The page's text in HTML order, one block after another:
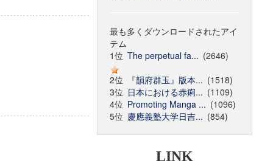
最も多くダウンロードされたアイ
テム
1位 The perpetual fa... (2646)
2位
『韻府群玉』版本... (1518)
3位 日本における赤痢... (1109)
4位 Promoting Manga ... (1096)
5位 慶應義塾大学日吉... (854)
LINK